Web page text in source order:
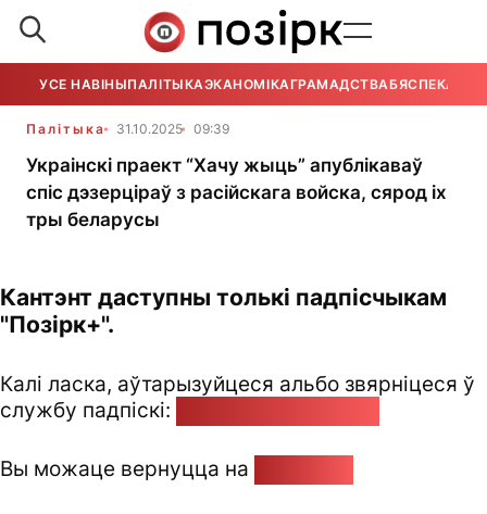
УСЕ НАВІНЫПАЛІТЫКАЭКАНОМІКАГРАМАДСТВАБЯСПЕКА
Палітыка 31.10.2025 09:39
Украінскі праект “Хачу жыць” апублікаваў
спіс дэзерціраў з расійскага войска, сярод іх
тры беларусы
Кантэнт даступны толькі падпісчыкам
"Позірк+".
Калі ласка, аўтарызуйцеся альбо звярніцеся ў
службу падпіскі:
Вы можаце вернуцца на